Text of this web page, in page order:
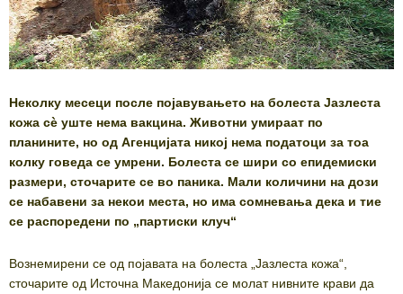
Неколку месеци после појавувањето на болеста Јазлеста
кожа сѐ уште нема вакцина. Животни умираат по
планините, но од Агенцијата никој нема податоци за тоа
колку говеда се умрени. Болеста се шири со епидемиски
размери, сточарите се во паника. Мали количини на дози
се набавени за некои места, но има сомневања дека и тие
се распоредени по „партиски клуч“
Вознемирени се од појавата на болеста „Јазлеста кожа“,
сточарите од Источна Македонија се молат нивните крави да